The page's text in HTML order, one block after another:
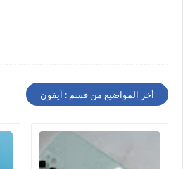
أخر المواضيع من قسم : آيفون